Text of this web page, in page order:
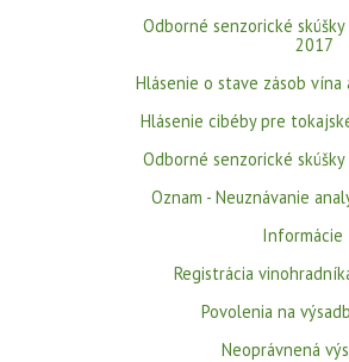
Odborné senzorické skúšky
2017
Hlásenie o stave zásob vína
Hlásenie cibéby pre
Odborné senzorické skúšky
Oznam - Neuznávanie
Informácie
Registrácia
Povolenia na
Neoprávnená